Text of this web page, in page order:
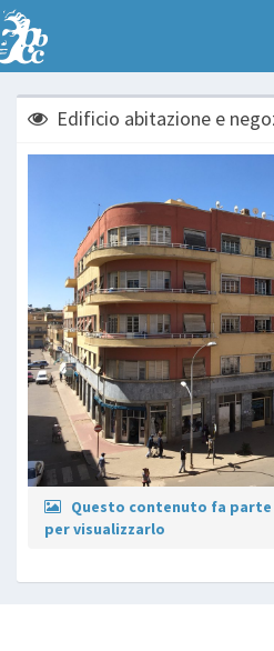
Edificio abitazione e
Questo contenuto fa parte
per visualizzarlo